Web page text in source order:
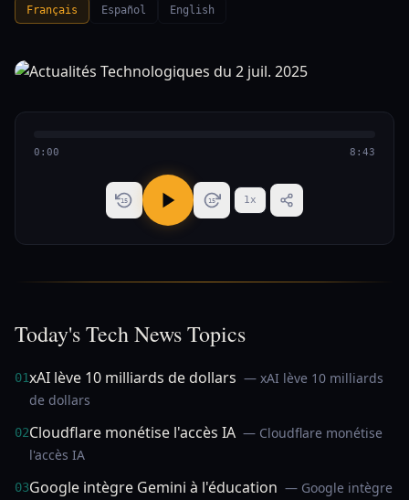
Français Español English
0:00 8:43
15 15 1x
Today's Tech News Topics
01xAI lève 10 milliards de dollars — xAI lève 10 milliards
de dollars
02Cloudflare monétise l'accès IA — Cloudflare monétise
l'accès IA
03Google intègre Gemini à l'éducation — Google intègre